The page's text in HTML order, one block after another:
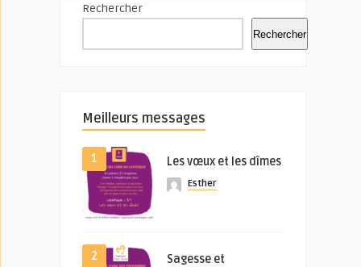
Rechercher
Rechercher
Meilleurs messages
1 Les vœux et les dîmes
Esther
2
Sagesse et